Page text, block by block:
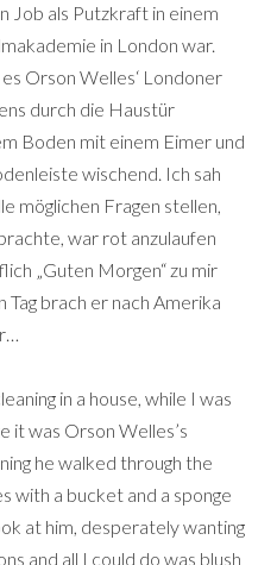
Job als Putzkraft in einem
in London war.
Orson Welles‘ Londoner
durch die Haustür
Boden mit einem Eimer und
wischend. Ich sah
möglichen Fragen stellen,
war rot anzulaufen
„Guten Morgen“ zu mir
Tag brach er nach Amerika
in a house, while I was
it was Orson Welles’s
he walked through the
with a bucket and a sponge
at him, desperately wanting
and all I could do was blush